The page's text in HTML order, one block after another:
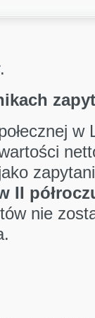
w
II
nie